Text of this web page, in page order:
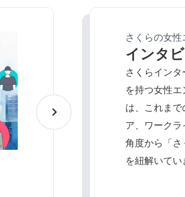
さくらの女
インタ
さくらイン
を持つ女性
は、これま
ア、ワーク
角度から「さ
を紐解いてい